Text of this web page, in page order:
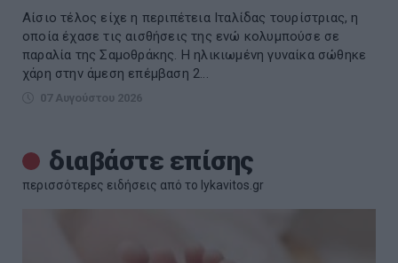
Αίσιο τέλος είχε η περιπέτεια Ιταλίδας τουρίστριας, η
οποία έχασε τις αισθήσεις της ενώ κολυμπούσε σε
παραλία της Σαμοθράκης. Η ηλικιωμένη γυναίκα σώθηκε
χάρη στην άμεση επέμβαση 2...
07 Αυγούστου 2026
διαβάστε επίσης
περισσότερες ειδήσεις από το lykavitos.gr